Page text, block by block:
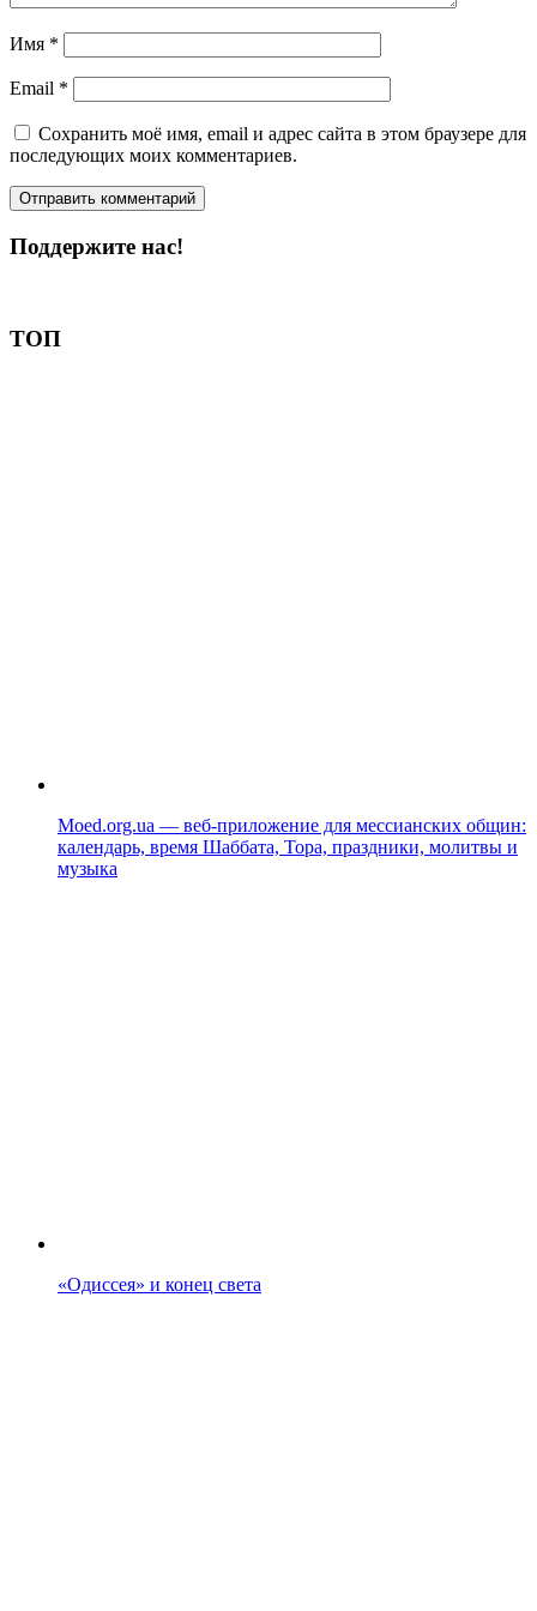
Имя *
Email *
Сохранить моё имя, email и адрес сайта в этом браузере для
последующих моих комментариев.
Поддержите нас!
ТОП
Moed.org.ua — веб-приложение для мессианских общин:
календарь, время Шаббата, Тора, праздники, молитвы и
музыка
«Одиссея» и конец света